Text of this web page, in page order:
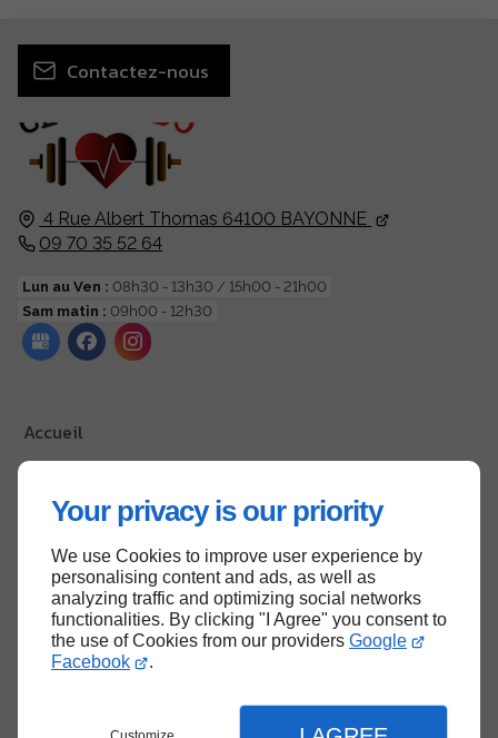
Your privacy is our priority
We use Cookies to improve user experience by
personalising content and ads, as well as
analyzing traffic and optimizing social networks
functionalities. By clicking "I Agree" you consent to
the use of Cookies from our providers Google
Facebook
.
4 Rue Albert Thomas 64100 BAYONNE
09 70 35 52 64
Lun au Ven :08h30 - 13h30 / 15h00 - 21h00
Sam matin : 09h00 - 12h30
Accueil
Contactez-nous
Mentions légales
Contactez-nous
Haut de page